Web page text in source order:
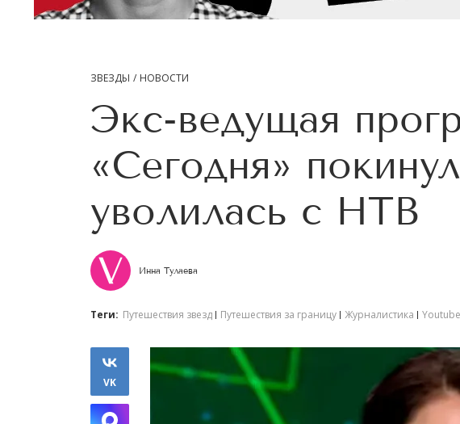
ЗВЕЗДЫ НОВОСТИ
Экс-ведущая
«Сегодня»
уволилась с НТВ
Инна Тулаева
Теги: Путешествия звезд Путешествия за границу Журналистика Youtube
VK